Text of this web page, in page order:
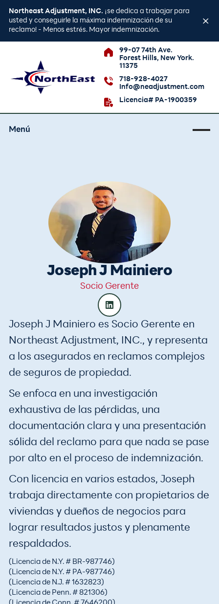
Northeast Adjustment, INC. ¡se dedica a trabajar para
usted y conseguirle la máxima indemnización de su
reclamo! - Menos estrés. Mayor indemnización.
99-07 74th Ave.
Forest Hills, New York.
11375
718-928-4027
Info@neadjustment.com
Licencia# PA-1900359
Menú
Joseph J Mainiero
Socio Gerente
Joseph J Mainiero es Socio Gerente en
Northeast Adjustment, INC., y representa
a los asegurados en reclamos complejos
de seguros de propiedad.
Se enfoca en una investigación
exhaustiva de las pérdidas, una
documentación clara y una presentación
sólida del reclamo para que nada se pase
por alto en el proceso de indemnización.
Con licencia en varios estados, Joseph
trabaja directamente con propietarios de
viviendas y dueños de negocios para
lograr resultados justos y plenamente
respaldados.
(Licencia de N.Y. # BR-987746)
(Licencia de N.Y. # PA-987746)
(Licencia de N.J. # 1632823)
(Licencia de Penn. # 821306)